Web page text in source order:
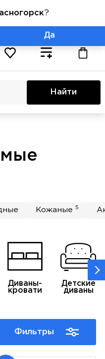
+7 (800) 775-71-06
Найти
Кожаные5
Диваны-
кровати
Детские
диваны
Фильтры
?
Да